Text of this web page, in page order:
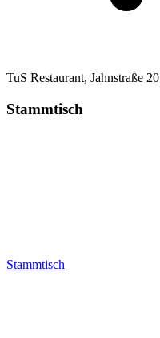
TuS Restaurant, Jahnstraße 20
Stammtisch
Stammtisch